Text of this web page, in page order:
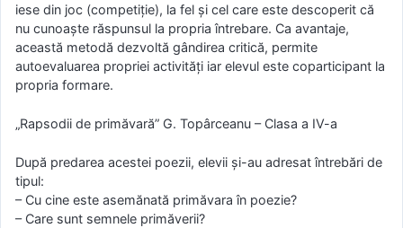
iese din joc (competiţie), la fel şi cel care este descoperit că
nu cunoaşte răspunsul la propria întrebare. Ca avantaje,
această metodă dezvoltă gândirea critică, permite
autoevaluarea propriei activităţi iar elevul este coparticipant la
propria formare.
„Rapsodii de primăvară” G. Topârceanu – Clasa a IV-a
După predarea acestei poezii, elevii şi-au adresat întrebări de
tipul:
– Cu cine este asemănată primăvara în poezie?
– Care sunt semnele primăverii?